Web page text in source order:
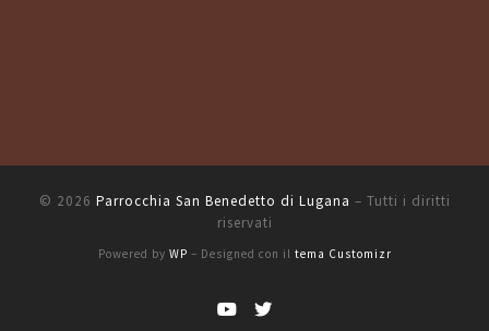
© 2026 Parrocchia San Benedetto di Lugana – Tutti i diritti
riservati
Powered by WP – Designed con il tema Customizr